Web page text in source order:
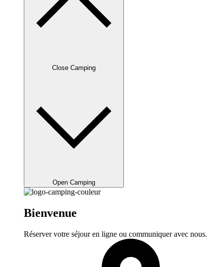
Close Camping
Open Camping
Bienvenue
Réserver votre séjour en ligne ou communiquer avec nous.